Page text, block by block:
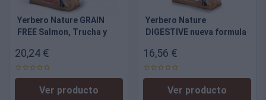
Yerbero Nature GRAIN
FREE Salmon, Trucha y
cereales para perros
20,24 €
Ver producto
Yerbero Nature
DIGESTIVE nueva formula
Hipoalergénica para
perros
16,56 €
Ver producto